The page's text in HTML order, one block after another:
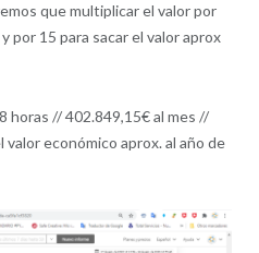
que multiplicar el valor por
por 15 para sacar el valor aprox
horas // 402.849,15€ al mes //
valor económico aprox. al año de